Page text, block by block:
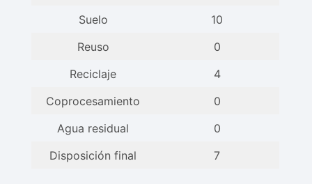
Suelo
10
Reuso
0
Reciclaje
4
Coprocesamiento
0
Agua residual
0
Disposición final
7